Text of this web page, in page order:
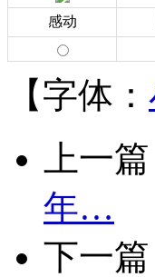
感动
【字体：
上一篇
年…
下一篇